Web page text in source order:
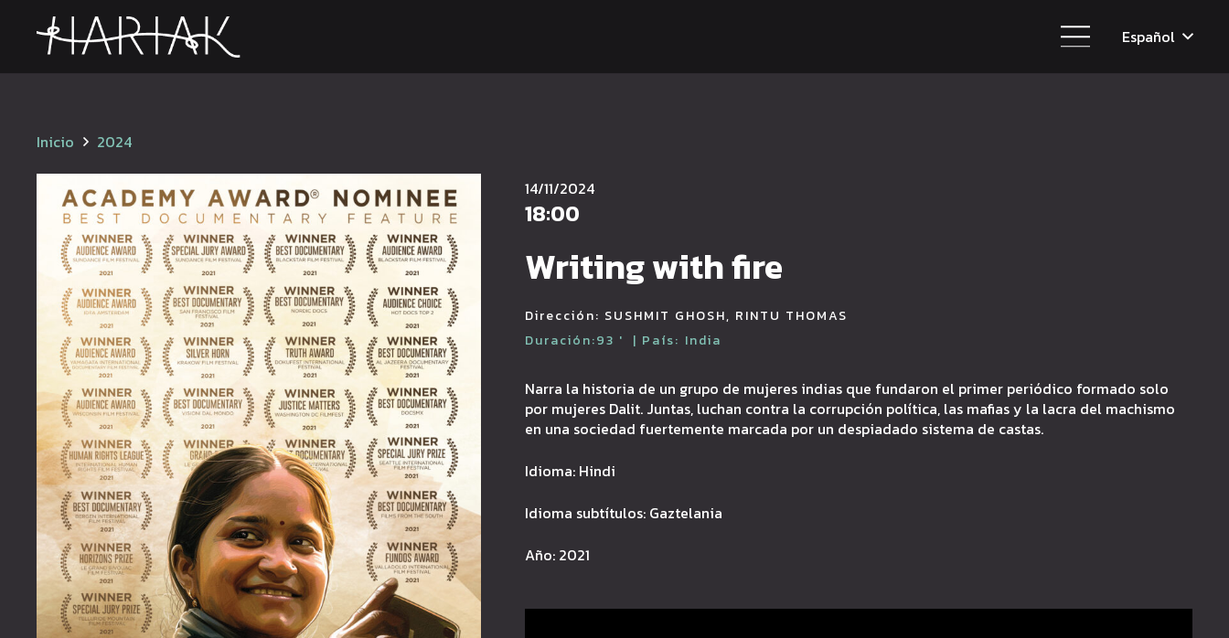
Español
Inicio 2024
14/11/2024
18:00
Writing with fire
Dirección: SUSHMIT GHOSH, RINTU THOMAS
Duración:93 ' | País: India
Narra la historia de un grupo de mujeres indias que fundaron el primer periódico formado solo
por mujeres Dalit. Juntas, luchan contra la corrupción política, las mafias y la lacra del machismo
en una sociedad fuertemente marcada por un despiadado sistema de castas.
Idioma: Hindi
Idioma subtítulos: Gaztelania
Año: 2021